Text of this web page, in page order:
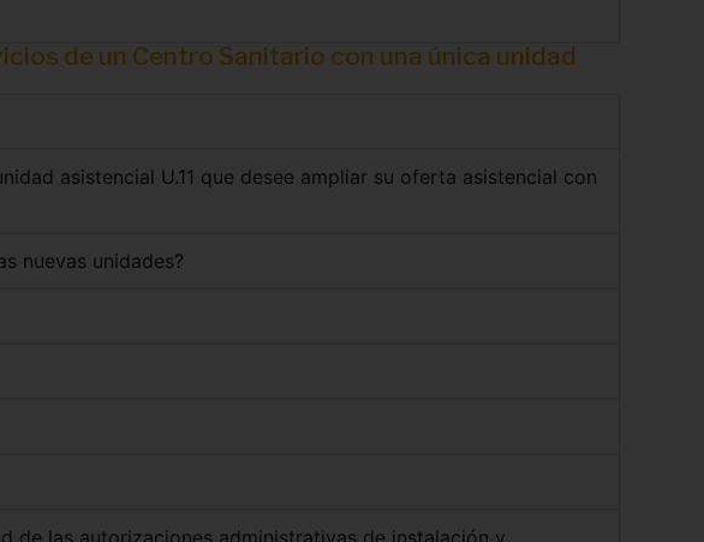
de un Centro Sanitario con una única unidad
asistencial U.11 que desee ampliar su oferta asistencial con
nuevas unidades?
de las autorizaciones administrativas de instalación y